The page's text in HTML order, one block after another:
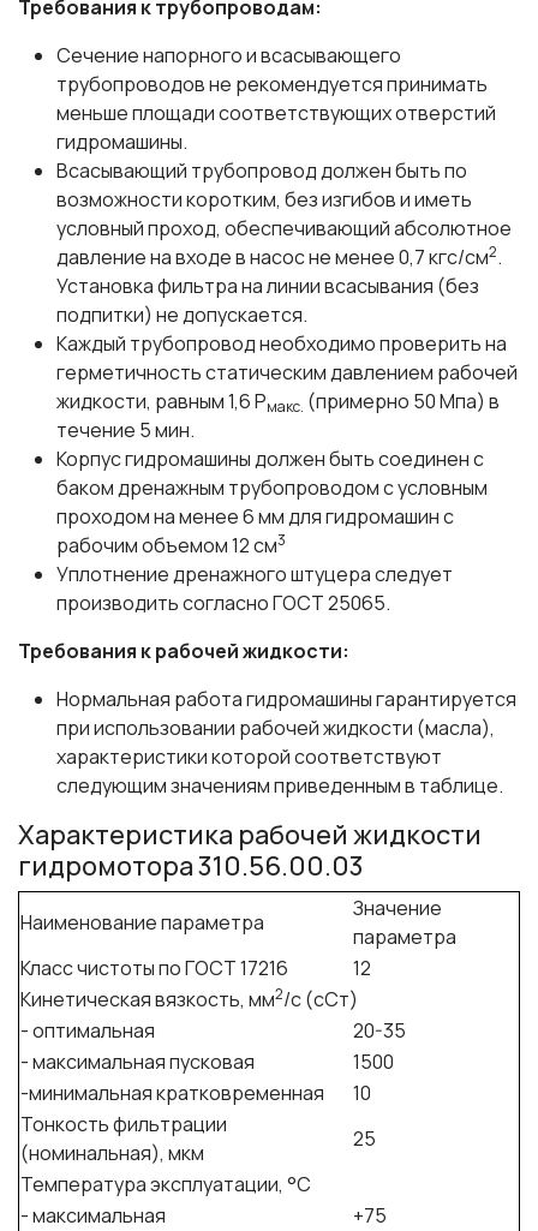
Требования к трубопроводам:
Сечение напорного и всасывающего
трубопроводов не рекомендуется принимать
меньше площади соответствующих отверстий
гидромашины.
Всасывающий трубопровод должен быть по
возможности коротким, без изгибов и иметь
условный проход, обеспечивающий абсолютное
давление на входе в насос не менее 0,7 кгс/см2.
Установка фильтра на линии всасывания (без
подпитки) не допускается.
Каждый трубопровод необходимо проверить на
герметичность статическим давлением рабочей
жидкости, равным 1,6 Pмакс. (примерно 50 Мпа) в
течение 5 мин.
Корпус гидромашины должен быть соединен с
баком дренажным трубопроводом с условным
проходом на менее 6 мм для гидромашин с
рабочим объемом 12 см3
Уплотнение дренажного штуцера следует
производить согласно ГОСТ 25065.
Требования к рабочей жидкости:
Нормальная работа гидромашины гарантируется
при использовании рабочей жидкости (масла),
характеристики которой соответствуют
следующим значениям приведенным в таблице.
Характеристика рабочей жидкости
гидромотора 310.56.00.03
Наименование параметра
Значение
параметра
Класс чистоты по ГОСТ 17216
12
Кинетическая вязкость, мм2/с (сСт)
- оптимальная
20-35
- максимальная пусковая
1500
-минимальная кратковременная
10
Тонкость фильтрации
(номинальная), мкм
25
Температура эксплуатации, °С
- максимальная
+75